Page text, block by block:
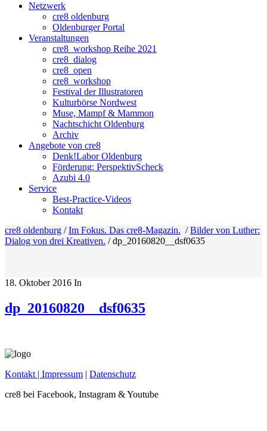
Netzwerk
cre8 oldenburg
Oldenburger Portal
Veranstaltungen
cre8_workshop Reihe 2021
cre8_dialog
cre8_open
cre8_workshop
Festival der Illustratoren
Kulturbörse Nordwest
Muse, Mampf & Mammon
Nachtschicht Oldenburg
Archiv
Angebote von cre8
Denk!Labor Oldenburg
Förderung: PerspektivScheck
Azubi 4.0
Service
Best-Practice-Videos
Kontakt
cre8 oldenburg /Im Fokus. Das cre8-Magazin. /Bilder von Luther:
Dialog von drei Kreativen. /dp_20160820__dsf0635
18. Oktober 2016 In
dp_20160820__dsf0635
Kontakt | Impressum | Datenschutz
cre8 bei Facebook, Instagram & Youtube